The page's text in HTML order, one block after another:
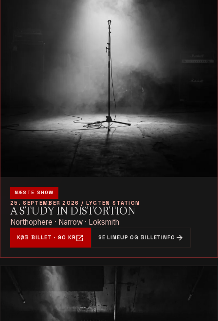
NÆSTE SHOW
25. SEPTEMBER 2026 / LYGTEN STATION
A STUDY IN DISTORTION
Northophere · Narrow · Loksmith
KØB BILLET · 90 KR open_in_new SE LINEUP OG BILLETINFO arrow_forward